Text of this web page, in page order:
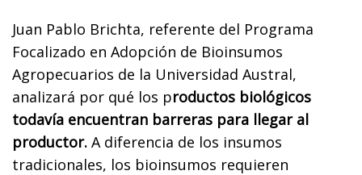
Juan Pablo Brichta, referente del Programa
Focalizado en Adopción de Bioinsumos
Agropecuarios de la Universidad Austral,
analizará por qué los productos biológicos
todavía encuentran barreras para llegar al
productor. A diferencia de los insumos
tradicionales, los bioinsumos requieren